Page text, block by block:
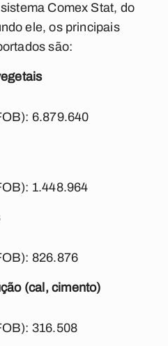
Comex Stat, do
ele, os principais
são:
6.879.640
1.448.964
826.876
(cal, cimento)
316.508